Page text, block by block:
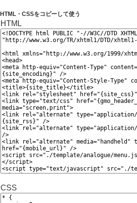
HTML・CSSをコピーして使う
HTML
CSS